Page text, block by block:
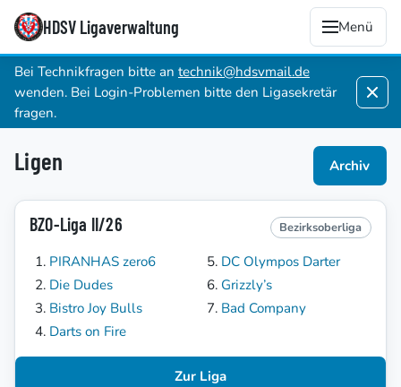
HDSV Ligaverwaltung Menü
Bei Technikfragen bitte an technik@hdsvmail.de
wenden. Bei Login-Problemen bitte den Ligasekretär
fragen.
Ligen Archiv
BZO-Liga II/26 Bezirksoberliga
PIRANHAS zero6
Die Dudes
Bistro Joy Bulls
Darts on Fire
DC Olympos Darter
Grizzly’s
Bad Company
Zur Liga